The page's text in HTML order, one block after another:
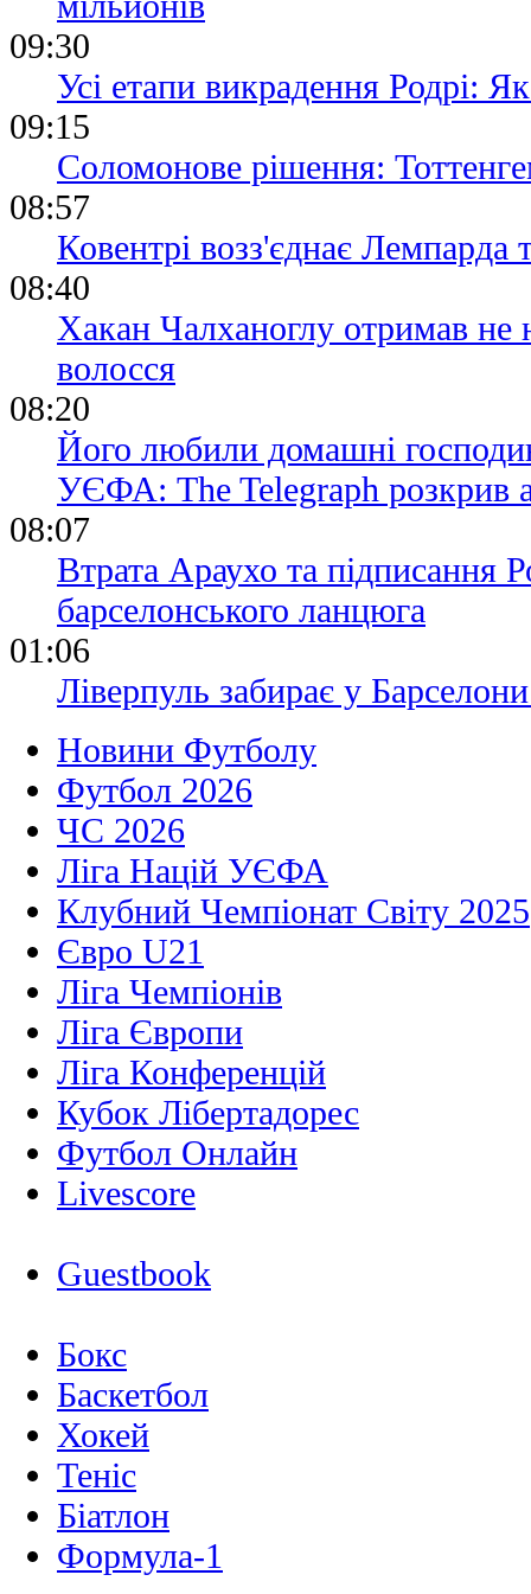
09:30
Усі етапи викрадення Родрі:
09:15
Соломонове рішення:
08:57
Ковентрі возз'єднає Лемпарда
08:40
Хакан Чалханоглу отримав не
волосся
08:20
Його любили домашні
УЄФА: The Telegraph розкрив
08:07
Втрата Араухо та підписання
барселонського ланцюга
01:06
Ліверпуль забирає у
Новини Футболу
Футбол 2026
ЧС 2026
Ліга Націй УЄФА
Клубний Чемпіонат Світу 2025
Євро U21
Ліга Чемпіонів
Ліга Європи
Ліга Конференцій
Кубок Лібертадорес
Футбол Онлайн
Livescore
Guestbook
Бокс
Баскетбол
Хокей
Теніс
Біатлон
Формула-1